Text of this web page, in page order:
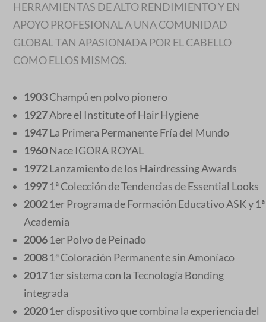
HERRAMIENTAS DE ALTO RENDIMIENTO Y EN
APOYO PROFESIONAL A UNA COMUNIDAD
GLOBAL TAN APASIONADA POR EL CABELLO
COMO ELLOS MISMOS.
1903Champú en polvo pionero
1927Abre el Institute of Hair Hygiene
1947La Primera Permanente Fría del Mundo
1960Nace IGORA ROYAL
1972Lanzamiento de los Hairdressing Awards
1997 1ª Colección de Tendencias de Essential Looks
2002 1er Programa de Formación Educativo ASK y 1ª
Academia
2006 1er Polvo de Peinado
2008 1ª Coloración Permanente sin Amoníaco
2017 1er sistema con la Tecnología Bonding
integrada
2020 1er dispositivo que combina la experiencia del